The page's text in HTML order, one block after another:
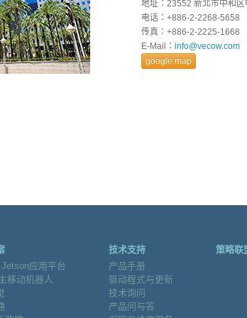
地址：23552 新北市中和
电话：+886-2-2268-5658
传真：+886-2-2225-1668
E-Mail： info@vecow.com
google map
Jetson应用平台
移动机器人
技术支持
产品手册
驱动程式与更新
技术询问
产品问与答
策略联